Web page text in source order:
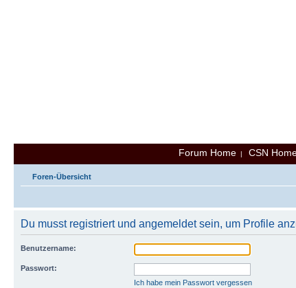
Forum Home | CSN
Foren-Übersicht
Du musst registriert und angemeldet sein, um Profile
Benutzername:
Passwort:
Ich habe mein Passwort vergessen